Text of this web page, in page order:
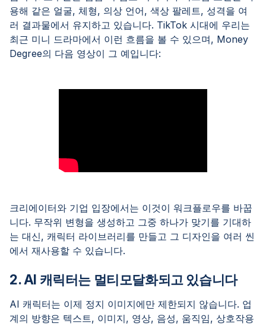
용해 같은 얼굴, 체형, 의상 언어, 색상 팔레트, 성격을 여
러 결과물에서 유지하고 있습니다. TikTok 시대에 우리는
최근 미니 드라마에서 이런 흐름을 볼 수 있으며, Money
Degree의 다음 영상이 그 예입니다:
크리에이터와 기업 입장에서는 이것이 워크플로우를 바꿉
니다. 무작위 변형을 생성하고 그중 하나가 맞기를 기대하
는 대신, 캐릭터 라이브러리를 만들고 그 디자인을 여러 씬
에서 재사용할 수 있습니다.
2. AI 캐릭터는 멀티모달화되고 있습니다
AI 캐릭터는 이제 정지 이미지에만 제한되지 않습니다. 업
계의 방향은 텍스트, 이미지, 영상, 음성, 움직임, 상호작용